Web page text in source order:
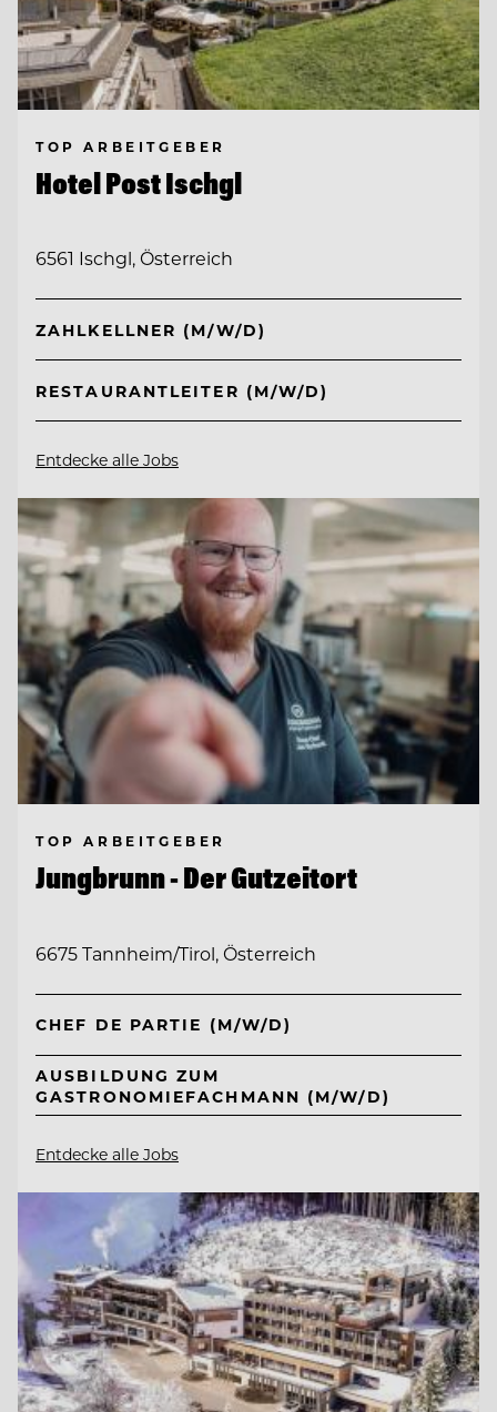
TOP ARBEITGEBER
Hotel Post Ischgl
6561 Ischgl, Österreich
ZAHLKELLNER (M/W/D)
RESTAURANTLEITER (M/W/D)
Entdecke alle Jobs
TOP ARBEITGEBER
Jungbrunn - Der Gutzeitort
6675 Tannheim/Tirol, Österreich
CHEF DE PARTIE (M/W/D)
AUSBILDUNG ZUM
GASTRONOMIEFACHMANN (M/W/D)
Entdecke alle Jobs